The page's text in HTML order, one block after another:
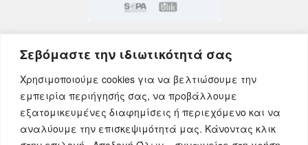
Σεβόμαστε την ιδιωτικότητά σας
Χρησιμοποιούμε cookies για να βελτιώσουμε την
εμπειρία περιήγησής σας, να προβάλλουμε
εξατομικευμένες διαφημίσεις ή περιεχόμενο και να
αναλύουμε την επισκεψιμότητά μας. Κάνοντας κλικ